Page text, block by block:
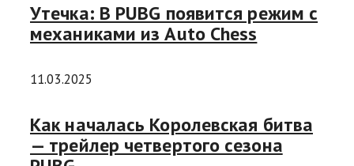
Утечка: В PUBG появится режим с
механиками из Auto Chess
11.03.2025
Как началась Королевская битва
— трейлер четвертого сезона